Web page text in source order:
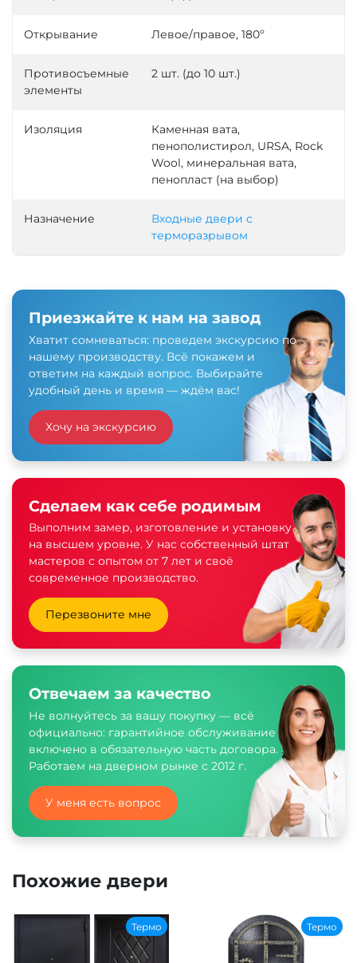
Открывание Левое/правое, 180º
Противосъемные
элементы
2 шт. (до 10 шт.)
Изоляция
Каменная вата,
пенополистирол, URSA, Rock
Wool, минеральная вата,
пенопласт (на выбор)
Назначение
Входные двери с
терморазрывом
Приезжайте к нам на завод
Хватит сомневаться: проведем экскурсию по
нашему производству. Всё покажем и
ответим на каждый вопрос. Выбирайте
удобный день и время — ждём вас!
Хочу на экскурсию
Сделаем как себе родимым
Выполним замер, изготовление и установку
на высшем уровне. У нас собственный штат
мастеров с опытом от 7 лет и своё
современное производство.
Перезвоните мне
Отвечаем за качество
Не волнуйтесь за вашу покупку — всё
официально: гарантийное обслуживание
включено в обязательную часть договора.
Работаем на дверном рынке с 2012 г.
У меня есть вопрос
Похожие двери
Термо Термо